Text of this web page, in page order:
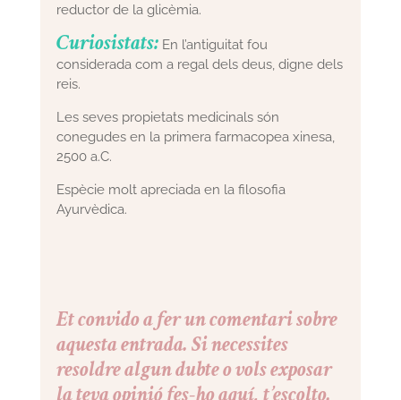
reductor de la glicèmia.
Curiosistats: En l’antiguitat fou
considerada com a regal dels deus, digne dels
reis.
Les seves propietats medicinals són
conegudes en la primera farmacopea xinesa,
2500 a.C.
Espècie molt apreciada en la filosofia
Ayurvèdica.
Et convido a fer un comentari sobre
aquesta entrada. Si necessites
resoldre algun dubte o vols exposar
la teva opinió fes-ho aquí, t’escolto.